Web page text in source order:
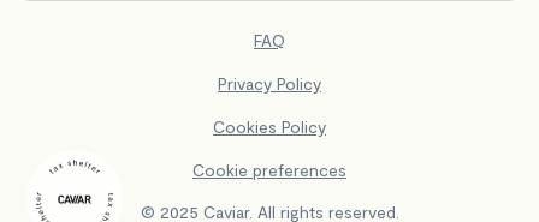
FAQ
Privacy Policy
Cookies Policy
Cookie preferences
© 2025 Caviar. All rights reserved.